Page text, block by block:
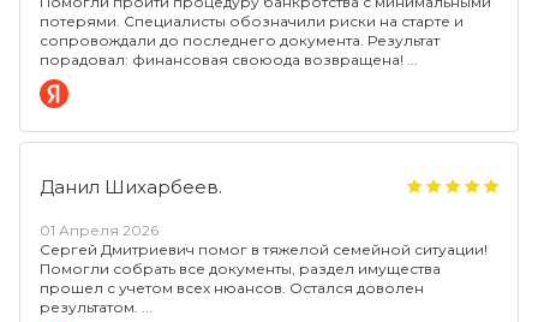
потерями. Специалисты обозначили риски на старте и
сопровождали до последнего документа. Результат
порадовал: финансовая своюода возвращена!
Данил Шихарбеев.
01 Апреля 2026
Сергей Дмитриевич помог в тяжелой семейной ситуации!
Помогли собрать все документы, раздел имущества
прошел с учетом всех нюансов. Остался доволен
результатом.